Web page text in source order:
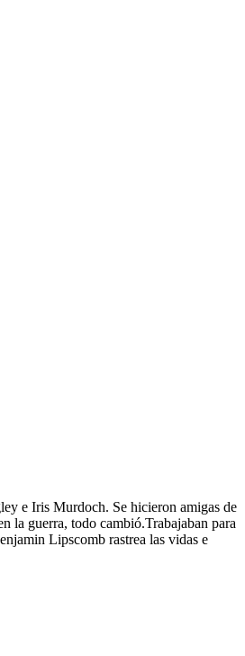
e Iris Murdoch. Se hicieron amigas de
la guerra, todo cambió.Trabajaban para
Lipscomb rastrea las vidas e